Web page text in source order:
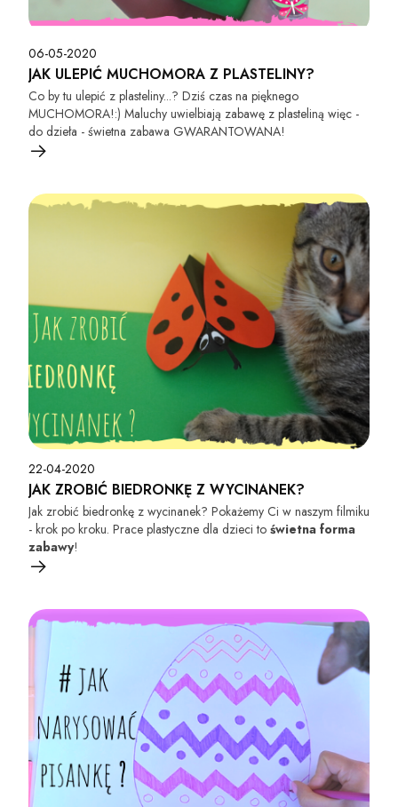
06-05-2020
JAK ULEPIĆ MUCHOMORA Z PLASTELINY?
Co by tu ulepić z plasteliny...? Dziś czas na pięknego
MUCHOMORA!:) Maluchy uwielbiają zabawę z plasteliną więc -
do dzieła - świetna zabawa GWARANTOWANA!
22-04-2020
JAK ZROBIĆ BIEDRONKĘ Z WYCINANEK?
Jak zrobić biedronkę z wycinanek? Pokażemy Ci w naszym filmiku
- krok po kroku. Prace plastyczne dla dzieci to świetna forma
zabawy!